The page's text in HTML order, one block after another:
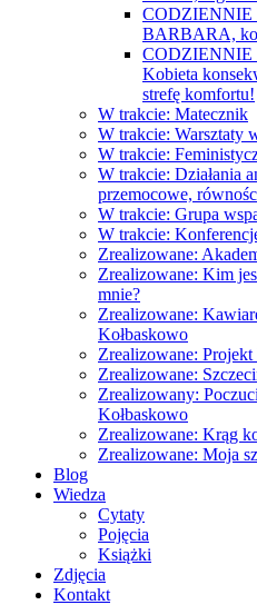
CODZIENNIE
BARBARA,
CODZIENNIE
Kobieta
strefę komfortu!
W trakcie: Matecznik
W trakcie: Warsztaty
W trakcie:
W trakcie: Działania
przemocowe,
W trakcie: Grupa
W trakcie:
Zrealizowane:
Zrealizowane: Kim
mnie?
Zrealizowane:
Kołbaskowo
Zrealizowane:
Zrealizowane:
Zrealizowany:
Kołbaskowo
Zrealizowane: Krąg
Zrealizowane: Moja
Blog
Wiedza
Cytaty
Pojęcia
Książki
Zdjęcia
Kontakt